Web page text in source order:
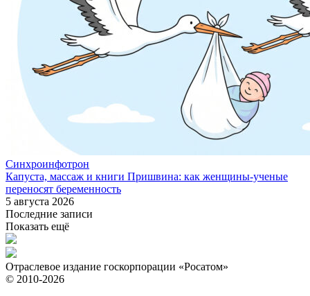
Синхроинфотрон
Капуста, массаж и книги Пришвина: как женщины-ученые
переносят беременность
5 августа 2026
Последние записи
Показать ещё
Отраслевое издание госкорпорации «Росатом»
© 2010-2026